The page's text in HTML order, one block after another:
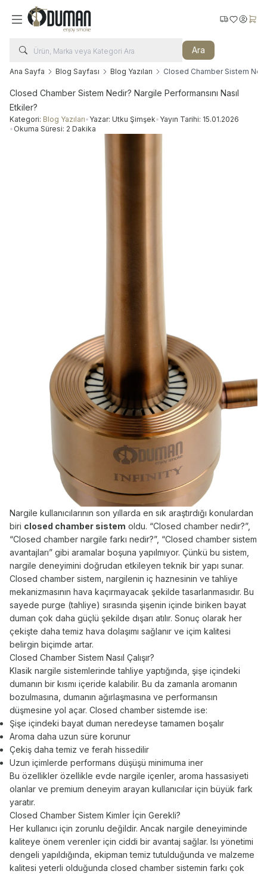
Ara
Kargo Takip
Favorilerim
Ana Sayfa Blog Sayfası Blog Yazıları Closed Chamber Sistem
Closed Chamber Sistem Nedir? Nargile Performansını Nasıl
Etkiler?
Kategori: Blog Yazıları• Yazar: Utku Şimşek• Yayın Tarihi: 15.01.2026
• Okuma Süresi: 2 Dakika
Nargile kullanıcılarının son yıllarda en sık araştırdığı konulardan
biri closed chamber sistem oldu. “Closed chamber nedir?”,
“Closed chamber nargile farkı nedir?”, “Closed chamber sistem
avantajları” gibi aramalar boşuna yapılmıyor. Çünkü bu sistem,
nargile deneyimini doğrudan etkileyen teknik bir yapı sunar.
Closed chamber sistem, nargilenin iç haznesinin ve tahliye
mekanizmasının hava kaçırmayacak şekilde tasarlanmasıdır. Bu
sayede purge (tahliye) sırasında şişenin içinde biriken bayat
duman çok daha güçlü şekilde dışarı atılır. Sonuç olarak her
çekişte daha temiz hava dolaşımı sağlanır ve içim kalitesi
belirgin biçimde artar.
Closed Chamber Sistem Nasıl Çalışır?
Klasik nargile sistemlerinde tahliye yaptığında, şişe içindeki
dumanın bir kısmı içeride kalabilir. Bu da zamanla aromanın
bozulmasına, dumanın ağırlaşmasına ve performansın
düşmesine yol açar. Closed chamber sistemde ise:
Şişe içindeki bayat duman neredeyse tamamen boşalır
Aroma daha uzun süre korunur
Çekiş daha temiz ve ferah hissedilir
Uzun içimlerde performans düşüşü minimuma iner
Bu özellikler özellikle evde nargile içenler, aroma hassasiyeti
olanlar ve premium deneyim arayan kullanıcılar için büyük fark
yaratır.
Closed Chamber Sistem Kimler İçin Gerekli?
Her kullanıcı için zorunlu değildir. Ancak nargile deneyiminde
kaliteye önem verenler için ciddi bir avantaj sağlar. Isı yönetimi
dengeli yapıldığında, ekipman temiz tutulduğunda ve malzeme
kalitesi yeterli olduğunda closed chamber sistemin farkı çok